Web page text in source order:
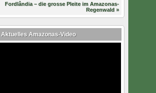
Fordlândia – die grosse Pleite im Amazonas-
Regenwald »
Aktuelles Amazonas-Video